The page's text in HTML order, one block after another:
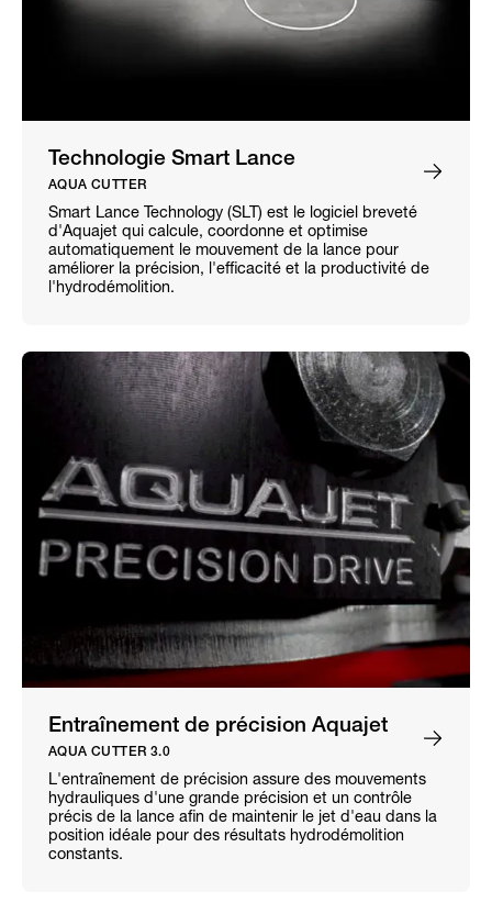
Technologie Smart Lance
AQUA CUTTER
Smart Lance Technology (SLT) est le logiciel breveté
d'Aquajet qui calcule, coordonne et optimise
automatiquement le mouvement de la lance pour
améliorer la précision, l'efficacité et la productivité de
l'hydrodémolition.
Entraînement de précision Aquajet
AQUA CUTTER 3.0
L'entraînement de précision assure des mouvements
hydrauliques d'une grande précision et un contrôle
précis de la lance afin de maintenir le jet d'eau dans la
position idéale pour des résultats hydrodémolition
constants.